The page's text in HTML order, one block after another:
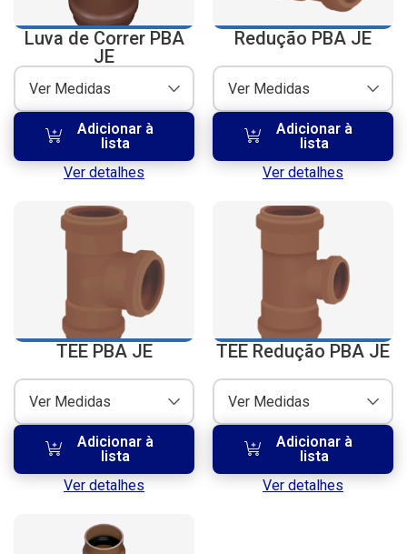
Luva de Correr PBA
JE
Ver Medidas
Adicionar à
lista
Ver detalhes
Redução PBA JE
Ver Medidas
Adicionar à
lista
Ver detalhes
TEE PBA JE
Ver Medidas
Adicionar à
lista
Ver detalhes
TEE Redução PBA JE
Ver Medidas
Adicionar à
lista
Ver detalhes